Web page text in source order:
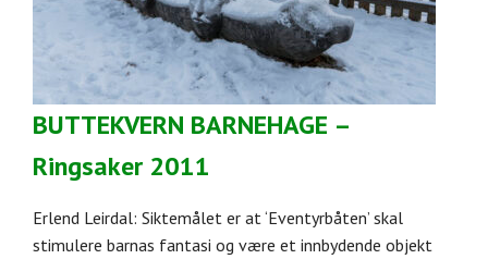
BUTTEKVERN BARNEHAGE –
Ringsaker 2011
Erlend Leirdal: Siktemålet er at ‘Eventyrbåten’ skal
stimulere barnas fantasi og være et innbydende objekt